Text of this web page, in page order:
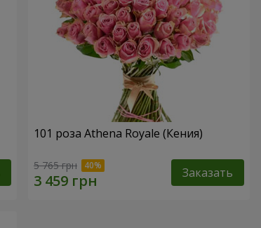
101 роза Athena Royale (Кения)
5 765 грн Заказать